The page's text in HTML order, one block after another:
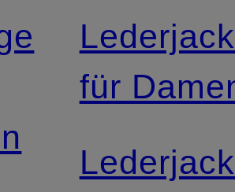
für